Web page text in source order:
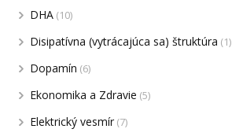
DHA (10)
Disipatívna (vytrácajúca sa) štruktúra (1)
Dopamín (6)
Ekonomika a Zdravie (5)
Elektrický vesmír (7)